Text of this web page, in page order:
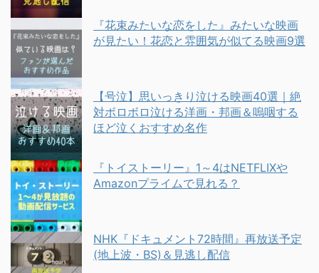
『花束みたいな恋をした』みたいな映画
が見たい！花恋と雰囲気が似てる映画9選
【号泣】思いっきり泣ける映画40選｜絶
対ボロボロ泣ける洋画・邦画＆嗚咽する
ほど泣くおすすめ名作
『トイストーリー』1～4はNETFLIXや
Amazonプライムで見れる？
NHK『ドキュメント72時間』再放送予定
(地上波・BS)＆見逃し配信